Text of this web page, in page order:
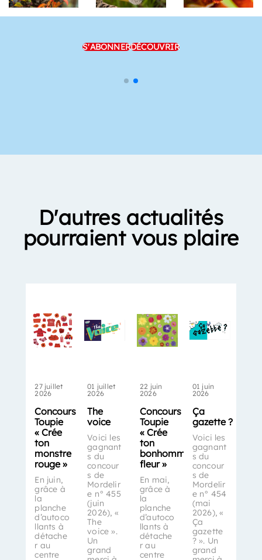
S'ABONNERDÉCOUVRIR
D'autres actualités
pourraient vous plaire
27 juillet
2026
Concours
Toupie
« Crée
ton
monstre
rouge »
En juin,
grâce à
la
planche
d’autoco
llants à
détache
r au
centre
01 juillet
2026
The
voice
Voici les
gagnant
s du
concour
s de
Mordelir
e n° 455
(juin
2026), «
The
voice ».
Un
grand
22 juin
2026
Concours
Toupie
« Crée
ton
bonhomme-
fleur »
En mai,
grâce à
la
planche
d’autoco
llants à
détache
r au
centre
01 juin
2026
Ça
gazette ?
Voici les
gagnant
s du
concour
s de
Mordelir
e n° 454
(mai
2026), «
Ça
gazette
? ». Un
grand